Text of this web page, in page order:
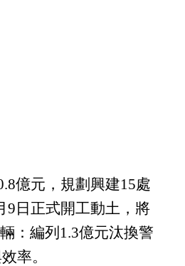
億元，規劃興建15處
9日正式開工動土，將
：編列1.3億元汰換警
率。